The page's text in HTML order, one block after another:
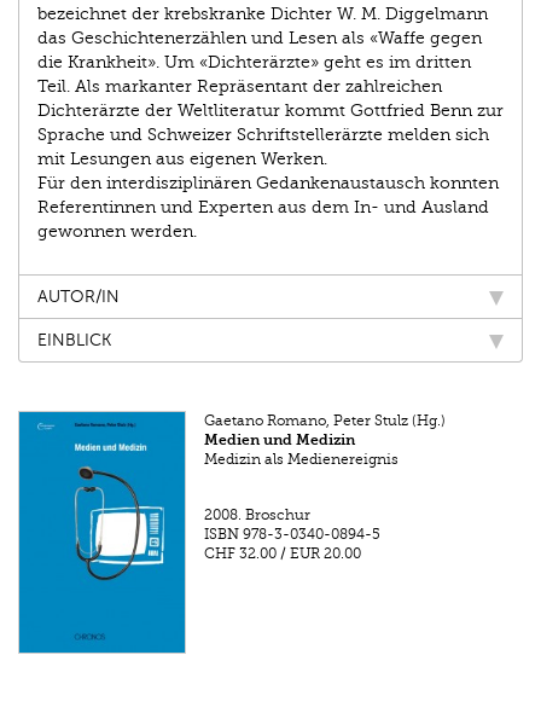
bezeichnet der krebskranke Dichter W. M. Diggelmann
das Geschichtenerzählen und Lesen als «Waffe gegen
die Krankheit». Um «Dichterärzte» geht es im dritten
Teil. Als markanter Repräsentant der zahlreichen
Dichterärzte der Weltliteratur kommt Gottfried Benn zur
Sprache und Schweizer Schriftstellerärzte melden sich
mit Lesungen aus eigenen Werken.
Für den interdisziplinären Gedankenaustausch konnten
Referentinnen und Experten aus dem In- und Ausland
gewonnen werden.
AUTOR/IN
EINBLICK
Gaetano Romano, Peter Stulz (Hg.)
Medien und Medizin
Medizin als Medienereignis
2008. Broschur
ISBN 978-3-0340-0894-5
CHF 32.00 /EUR 20.00